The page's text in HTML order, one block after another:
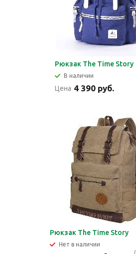
Рюкзак The Time Story
В наличии
Цена 4 390 руб.
Рюкзак The Time Story
Нет в наличии